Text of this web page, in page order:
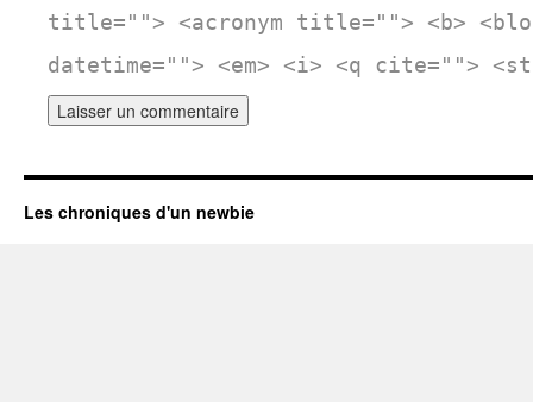
title=""> <acronym title=""> <b>
datetime=""> <em> <i> <q cite="">
Les chroniques d'un newbie